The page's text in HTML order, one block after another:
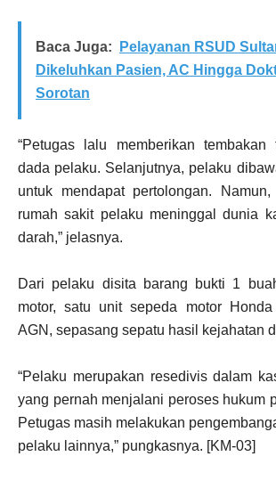
Baca Juga:
Pelayanan RSUD
Dikeluhkan Pasien, AC Hingga
Sorotan
“Petugas lalu memberikan
dada pelaku. Selanjutnya, pelaku
untuk mendapat pertolongan.
rumah sakit pelaku meninggal dunia
darah,” jelasnya.
Dari pelaku disita barang bukti 1
motor, satu unit sepeda motor
AGN, sepasang sepatu hasil kejahatan
“Pelaku merupakan resedivis dalam
yang pernah menjalani peroses hukum
Petugas masih melakukan
pelaku lainnya,” pungkasnya. [KM-03]